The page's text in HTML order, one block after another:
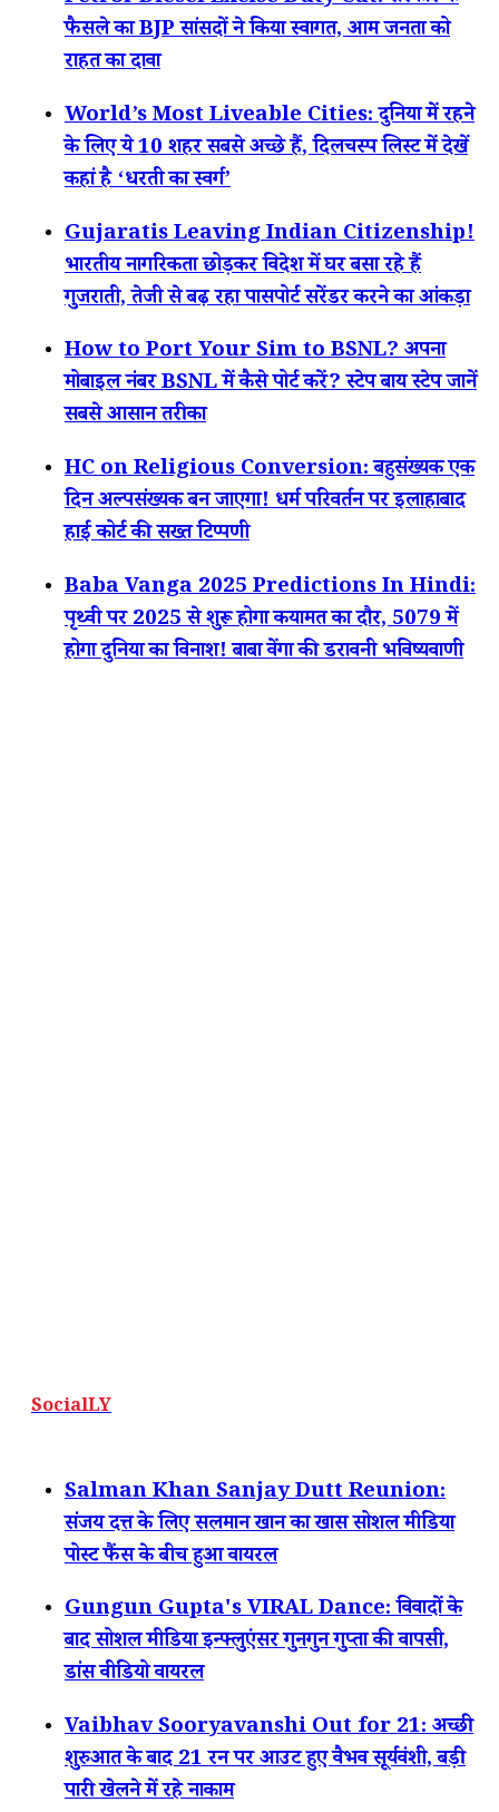
फैसले का BJP सांसदों ने किया स्वागत, आम जनता को
राहत का दावा
World’s Most Liveable Cities: दुनिया में रहने
के लिए ये 10 शहर सबसे अच्छे हैं, दिलचस्प लिस्ट में देखें
कहां है ‘धरती का स्वर्ग’
Gujaratis Leaving Indian Citizenship!
भारतीय नागरिकता छोड़कर विदेश में घर बसा रहे हैं
गुजराती, तेजी से बढ़ रहा पासपोर्ट सरेंडर करने का आंकड़ा
How to Port Your Sim to BSNL? अपना
मोबाइल नंबर BSNL में कैसे पोर्ट करें? स्टेप बाय स्टेप जानें
सबसे आसान तरीका
HC on Religious Conversion: बहुसंख्यक एक
दिन अल्पसंख्यक बन जाएगा! धर्म परिवर्तन पर इलाहाबाद
हाई कोर्ट की सख्त टिप्पणी
Baba Vanga 2025 Predictions In Hindi:
पृथ्वी पर 2025 से शुरू होगा कयामत का दौर, 5079 में
होगा दुनिया का विनाश! बाबा वेंगा की डरावनी भविष्यवाणी
SocialLY
Salman Khan Sanjay Dutt Reunion:
संजय दत्त के लिए सलमान खान का खास सोशल मीडिया
पोस्ट फैंस के बीच हुआ वायरल
Gungun Gupta's VIRAL Dance: विवादों के
बाद सोशल मीडिया इन्फ्लुएंसर गुनगुन गुप्ता की वापसी,
डांस वीडियो वायरल
Vaibhav Sooryavanshi Out for 21: अच्छी
शुरुआत के बाद 21 रन पर आउट हुए वैभव सूर्यवंशी, बड़ी
पारी खेलने में रहे नाकाम